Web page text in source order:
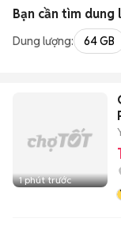
Bạn cần tìm dung
Dung lượng: 64 GB
1 phút trước